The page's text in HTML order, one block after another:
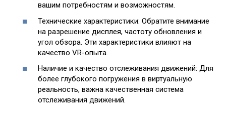
вашим потребностям и возможностям.
Технические характеристики: Обратите внимание
на разрешение дисплея, частоту обновления и
угол обзора. Эти характеристики влияют на
качество VR-опыта.
Наличие и качество отслеживания движений: Для
более глубокого погружения в виртуальную
реальность, важна качественная система
отслеживания движений.